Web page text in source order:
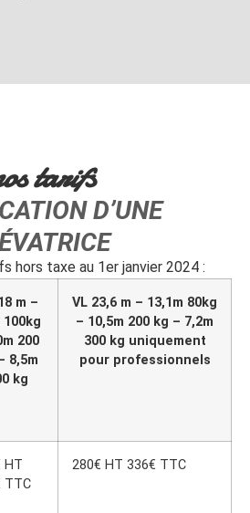
tarifs
D’UNE
hors taxe au 1er janvier 2024 :
m –
100kg
200
8,5m
kg
VL 23,6 m – 13,1m 80kg
– 10,5m 200 kg – 7,2m
300 kg uniquement
pour professionnels
HT
TTC
280€ HT 336€ TTC